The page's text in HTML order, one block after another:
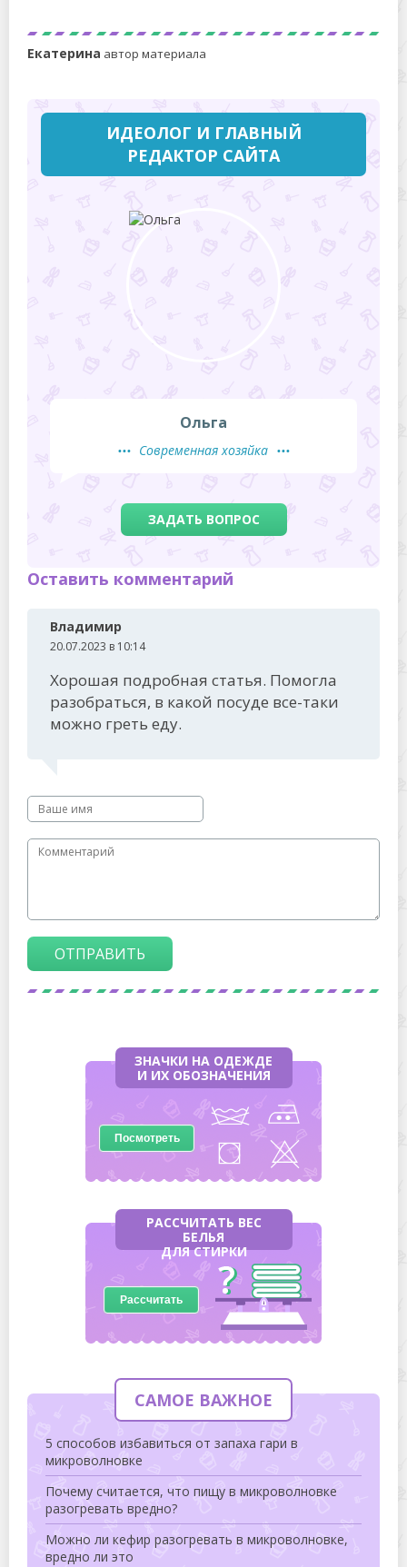
Екатерина автор материала
ИДЕОЛОГ И ГЛАВНЫЙ
РЕДАКТОР САЙТА
Ольга
Современная хозяйка
ЗАДАТЬ ВОПРОС
Оставить комментарий
Владимир
20.07.2023 в 10:14
Хорошая подробная статья. Помогла
разобраться, в какой посуде все-таки
можно греть еду.
ОТПРАВИТЬ
ЗНАЧКИ НА ОДЕЖДЕ
И ИХ ОБОЗНАЧЕНИЯ
Посмотреть
РАССЧИТАТЬ ВЕС
БЕЛЬЯ
ДЛЯ СТИРКИ
Рассчитать
САМОЕ ВАЖНОЕ
5 способов избавиться от запаха гари в
микроволновке
Почему считается, что пищу в микроволновке
разогревать вредно?
Можно ли кефир разогревать в микроволновке,
вредно ли это